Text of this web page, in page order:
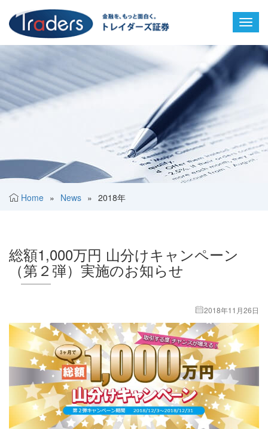
Home » News » 2018年
総額1,000万円 山分けキャンペーン
（第２弾）実施のお知らせ
2018年11月26日